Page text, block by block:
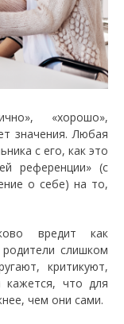
«хорошо»,
значения. Любая
с его, как это
референции» (с
о себе) на то,
вредит как
слишком
критикуют,
что для
чем они сами.